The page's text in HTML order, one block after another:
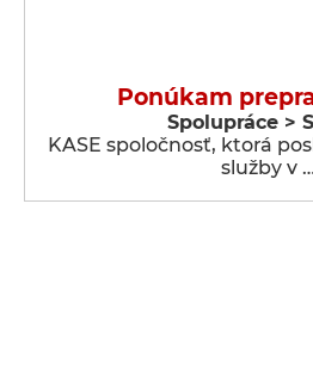
Ponúkam
Spolupráce >
KASE spoločnosť, ktorá
služby v